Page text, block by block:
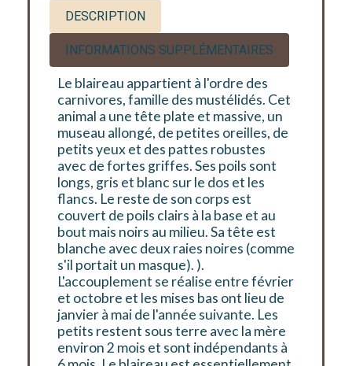
DESCRIPTION
INFORMATIONS SUPPLÉMENTAIRES
Le blaireau appartient à l'ordre des
carnivores, famille des mustélidés. Cet
animal a une tête plate et massive, un
museau allongé, de petites oreilles, de
petits yeux et des pattes robustes
avec de fortes griffes. Ses poils sont
longs, gris et blanc sur le dos et les
flancs. Le reste de son corps est
couvert de poils clairs à la base et au
bout mais noirs au milieu. Sa tête est
blanche avec deux raies noires (comme
s'il portait un masque). ).
L'accouplement se réalise entre février
et octobre et les mises bas ont lieu de
janvier à mai de l'année suivante. Les
petits restent sous terre avec la mère
environ 2 mois et sont indépendants à